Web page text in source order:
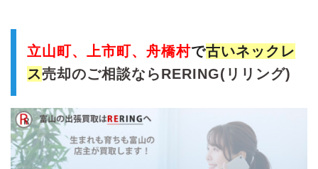
立山町、上市町、舟橋村で古いネックレ
ス売却のご相談ならRERING(リリング)